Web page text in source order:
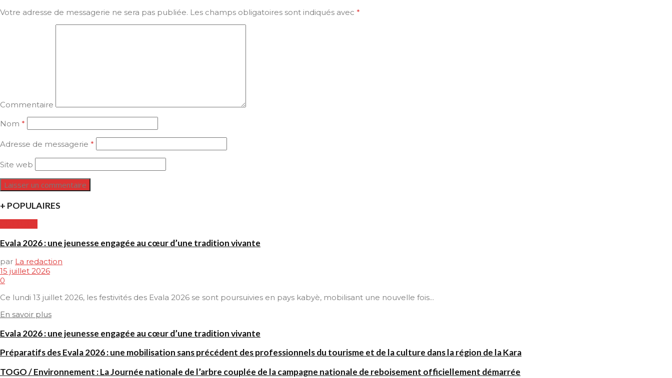
Votre adresse de messagerie ne sera pas publiée. Les champs obligatoires sont indiqués avec *
Commentaire
Nom *
Adresse de messagerie *
Site web
+ POPULAIRES
Evala 2026 : une jeunesse engagée au cœur d’une tradition vivante
par La redaction
15 juillet 2026
0
Ce lundi 13 juillet 2026, les festivités des Evala 2026 se sont poursuivies en pays kabyè, mobilisant une nouvelle fois...
En savoir plus
Evala 2026 : une jeunesse engagée au cœur d’une tradition vivante
Préparatifs des Evala 2026 : une mobilisation sans précédent des professionnels du tourisme et de la culture dans la région de la Kara
TOGO / Environnement : La Journée nationale de l’arbre couplée de la campagne nationale de reboisement officiellement démarrée